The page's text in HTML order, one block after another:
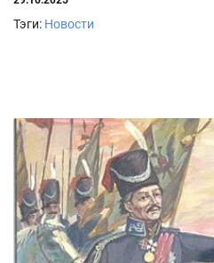
Тэги: Новости